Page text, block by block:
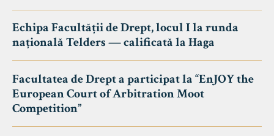
Echipa Facultății de Drept, locul I la runda
națională Telders — calificată la Haga
Facultatea de Drept a participat la “EnJOY the
European Court of Arbitration Moot
Competition”